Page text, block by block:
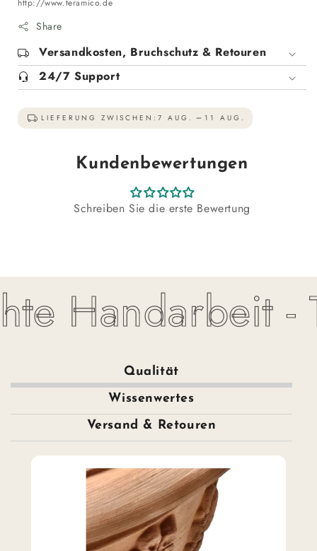
http://www.teramico.de
Share
Versandkosten, Bruchschutz & Retouren
24/7 Support
LIEFERUNG ZWISCHEN: 7 AUG. 11 AUG.
Kundenbewertungen
Schreiben Sie die erste Bewertung
Handarbeit -
Qualität
Wissenwertes
Versand & Retouren